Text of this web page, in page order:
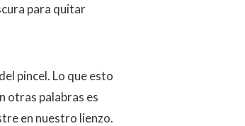
para quitar
pincel. Lo que esto
otras palabras es
en nuestro lienzo.